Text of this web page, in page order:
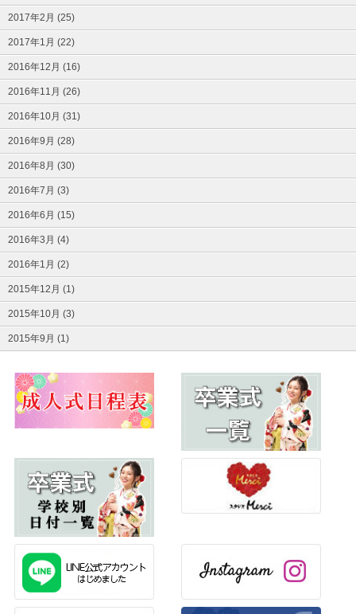
2017年2月 (25)
2017年1月 (22)
2016年12月 (16)
2016年11月 (26)
2016年10月 (31)
2016年9月 (28)
2016年8月 (30)
2016年7月 (3)
2016年6月 (15)
2016年3月 (4)
2016年1月 (2)
2015年12月 (1)
2015年10月 (3)
2015年9月 (1)